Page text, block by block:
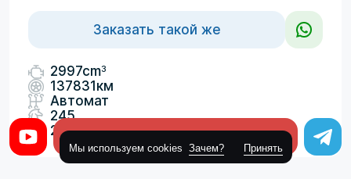
Заказать такой же
2997cm3
137831км
Автомат
245
2026-07-01
Мы используем cookies Зачем? Принять